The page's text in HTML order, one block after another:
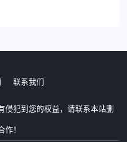
联系我们
侵犯到您的权益，请联系本站删
！